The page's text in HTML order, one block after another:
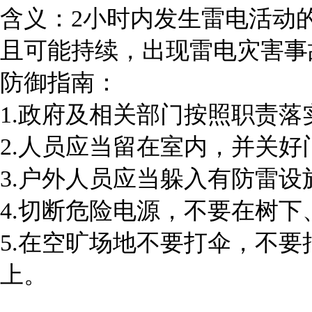
含义：2小时内发生雷电活动
且可能持续，出现雷电灾害
防御指南：
1.政府及相关部门按照职责
2.人员应当留在室内，并关好
3.户外人员应当躲入有防雷
4.切断危险电源，不要在树
5.在空旷场地不要打伞，不
上。